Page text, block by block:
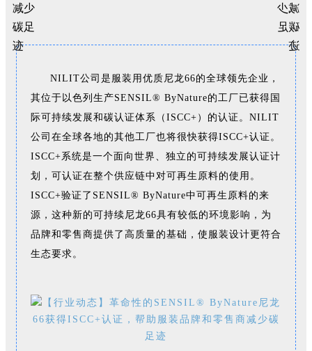
NILIT公司是服装用优质尼龙66的全球领先企业，
其位于以色列生产SENSIL® ByNature的工厂已获得国
际可持续发展和碳认证体系（ISCC+）的认证。NILIT
公司在全球各地的其他工厂也将很快获得ISCC+认证。
ISCC+系统是一个面向世界、独立的可持续发展认证计
划，可认证在整个供应链中对可再生原料的使用。
ISCC+验证了SENSIL® ByNature中可再生原料的来
源，这种新的可持续尼龙66具有较低的环境影响，为
品牌和零售商提供了高质量的基础，使服装设计更符合
生态要求。